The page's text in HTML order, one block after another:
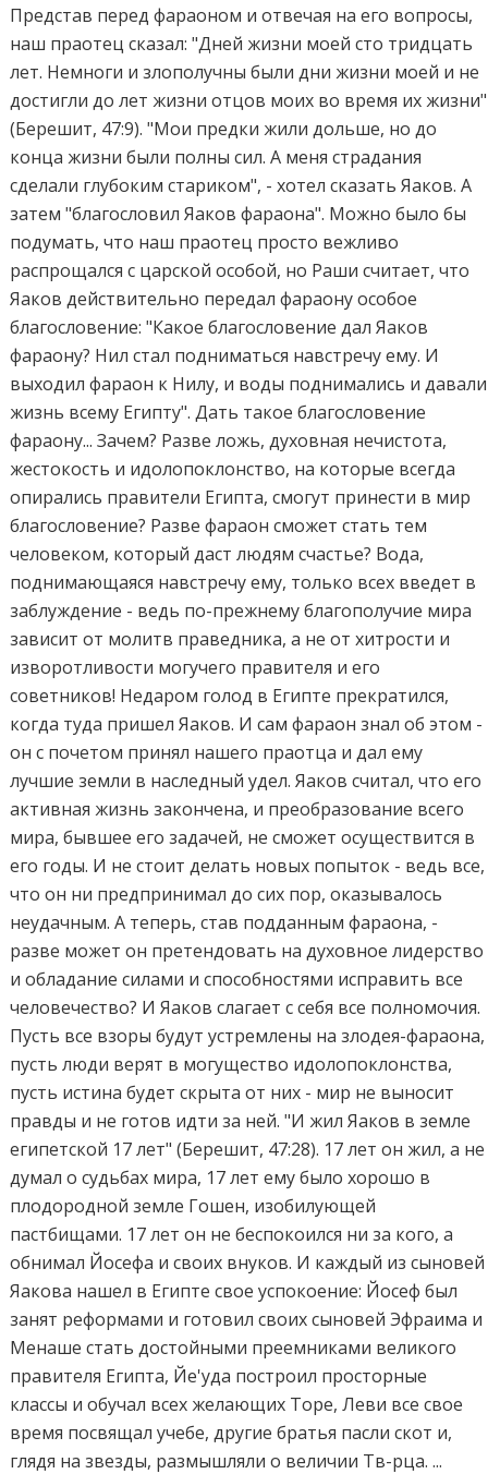
Представ перед фараоном и отвечая на его вопросы,
наш праотец сказал: "Дней жизни моей сто тридцать
лет. Немноги и злополучны были дни жизни моей и не
достигли до лет жизни отцов моих во время их жизни"
(Берешит, 47:9). "Мои предки жили дольше, но до
конца жизни были полны сил. А меня страдания
сделали глубоким стариком", - хотел сказать Яаков. А
затем "благословил Яаков фараона". Можно было бы
подумать, что наш праотец просто вежливо
распрощался с царской особой, но Раши считает, что
Яаков действительно передал фараону особое
благословение: "Какое благословение дал Яаков
фараону? Нил стал подниматься навстречу ему. И
выходил фараон к Нилу, и воды поднимались и давали
жизнь всему Египту". Дать такое благословение
фараону... Зачем? Разве ложь, духовная нечистота,
жестокость и идолопоклонство, на которые всегда
опирались правители Египта, смогут принести в мир
благословение? Разве фараон сможет стать тем
человеком, который даст людям счастье? Вода,
поднимающаяся навстречу ему, только всех введет в
заблуждение - ведь по-прежнему благополучие мира
зависит от молитв праведника, а не от хитрости и
изворотливости могучего правителя и его
советников! Недаром голод в Египте прекратился,
когда туда пришел Яаков. И сам фараон знал об этом -
он с почетом принял нашего праотца и дал ему
лучшие земли в наследный удел. Яаков считал, что его
активная жизнь закончена, и преобразование всего
мира, бывшее его задачей, не сможет осуществится в
его годы. И не стоит делать новых попыток - ведь все,
что он ни предпринимал до сих пор, оказывалось
неудачным. А теперь, став подданным фараона, -
разве может он претендовать на духовное лидерство
и обладание силами и способностями исправить все
человечество? И Яаков слагает с себя все полномочия.
Пусть все взоры будут устремлены на злодея-фараона,
пусть люди верят в могущество идолопоклонства,
пусть истина будет скрыта от них - мир не выносит
правды и не готов идти за ней. "И жил Яаков в земле
египетской 17 лет" (Берешит, 47:28). 17 лет он жил, а не
думал о судьбах мира, 17 лет ему было хорошо в
плодородной земле Гошен, изобилующей
пастбищами. 17 лет он не беспокоился ни за кого, а
обнимал Йосефа и своих внуков. И каждый из сыновей
Яакова нашел в Египте свое успокоение: Йосеф был
занят реформами и готовил своих сыновей Эфраима и
Менаше стать достойными преемниками великого
правителя Египта, Йе'уда построил просторные
классы и обучал всех желающих Торе, Леви все свое
время посвящал учебе, другие братья пасли скот и,
глядя на звезды, размышляли о величии Тв-рца. ...